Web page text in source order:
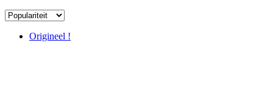
Origineel !